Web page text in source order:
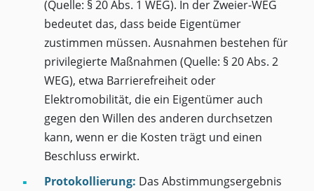
(Quelle: § 20 Abs. 1 WEG). In der Zweier-WEG
bedeutet das, dass beide Eigentümer
zustimmen müssen. Ausnahmen bestehen für
privilegierte Maßnahmen (Quelle: § 20 Abs. 2
WEG), etwa Barrierefreiheit oder
Elektromobilität, die ein Eigentümer auch
gegen den Willen des anderen durchsetzen
kann, wenn er die Kosten trägt und einen
Beschluss erwirkt.
Protokollierung: Das Abstimmungsergebnis